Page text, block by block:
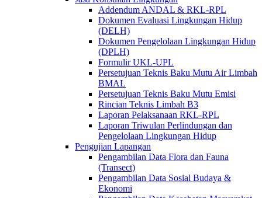
Addendum ANDAL & RKL-RPL
Dokumen Evaluasi Lingkungan Hidup
(DELH)
Dokumen Pengelolaan Lingkungan Hidup
(DPLH)
Formulir UKL-UPL
Persetujuan Teknis Baku Mutu Air Limbah
BMAL
Persetujuan Teknis Baku Mutu Emisi
Rincian Teknis Limbah B3
Laporan Pelaksanaan RKL-RPL
Laporan Triwulan Perlindungan dan
Pengelolaan Lingkungan Hidup
Pengujian Lapangan
Pengambilan Data Flora dan Fauna
(Transect)
Pengambilan Data Sosial Budaya &
Ekonomi